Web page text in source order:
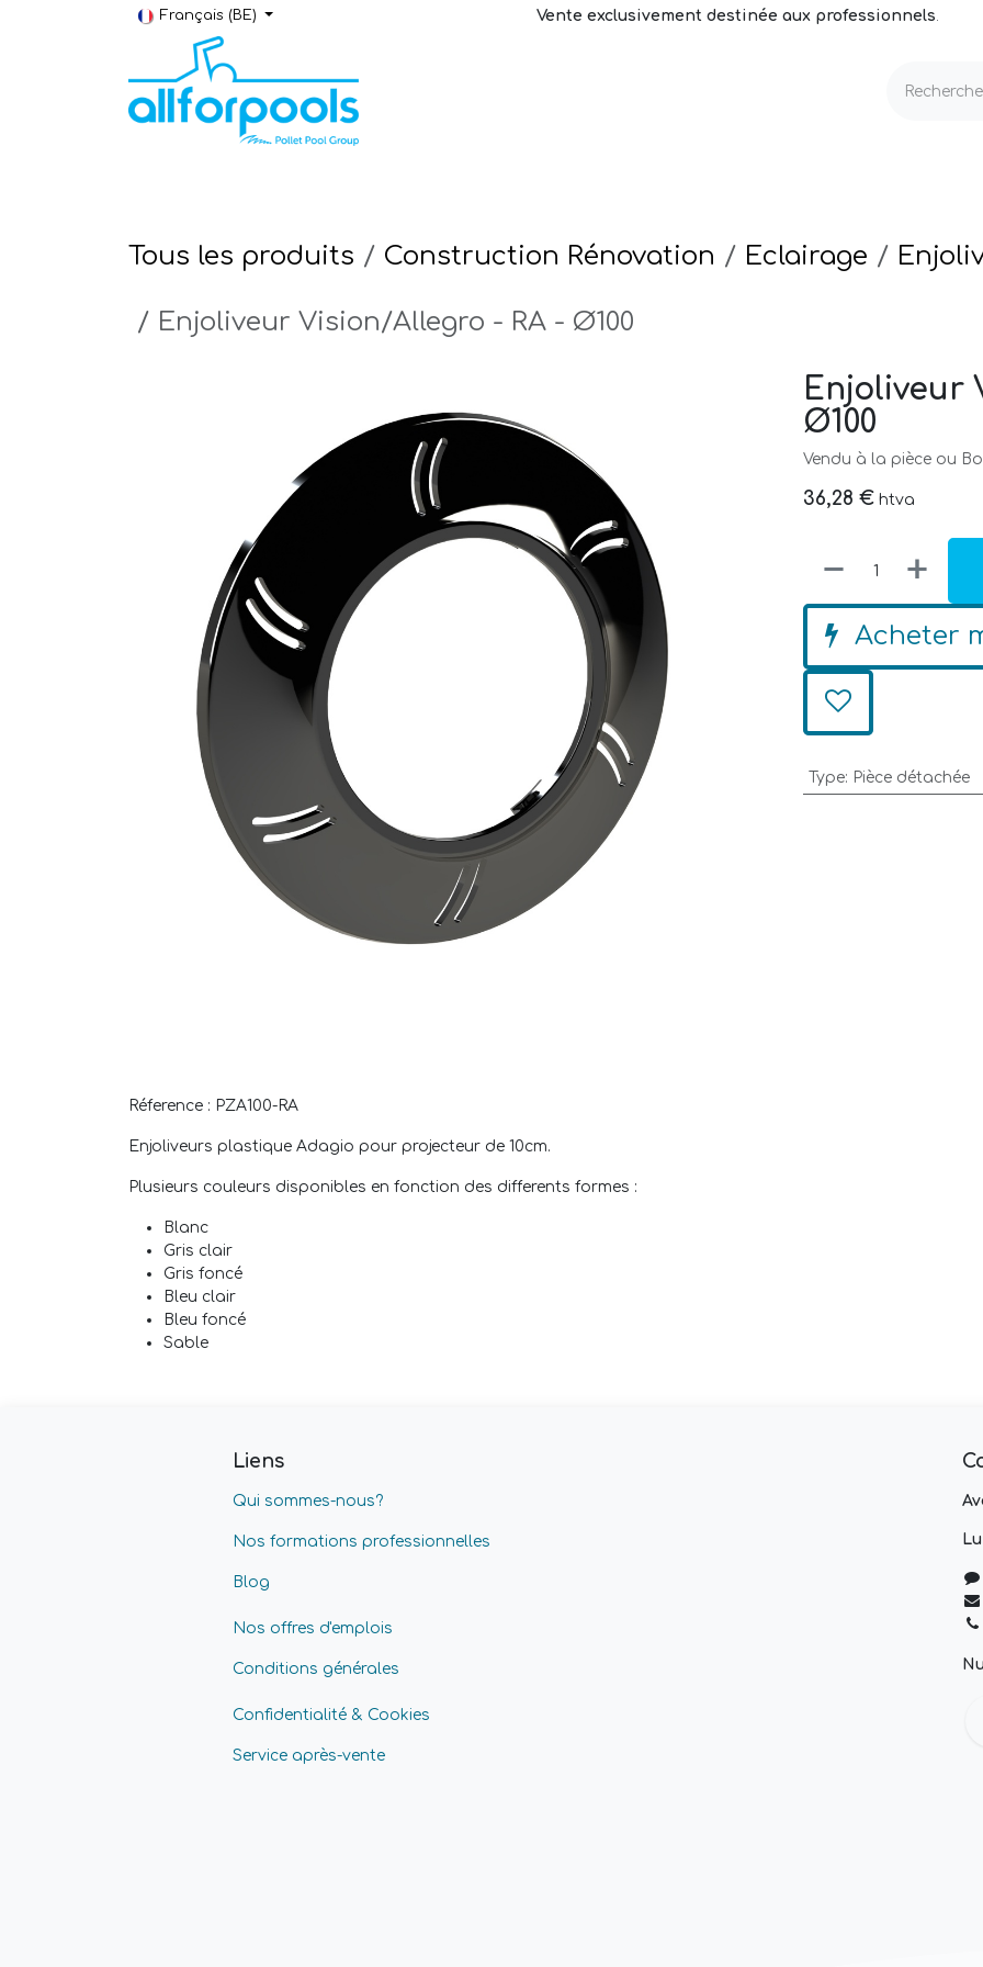
Se rendre au contenu
Français (BE) Vente exclusivement destinée aux professionnels.
Tous les produits Construction Rénovation Eclairage
Enjoliveur Vision/Allegro - RA - Ø100
Enjoliveur
Ø100
Vendu à la pièce ou
36,28 € htva
Acheter
Type: Pièce détachée
Réference : PZA100-RA
Enjoliveurs plastique Adagio pour projecteur de 10cm.
Plusieurs couleurs disponibles en fonction des differents formes :
Blanc
Gris clair
Gris foncé
Bleu clair
Bleu foncé
Sable
Liens
Qui sommes-nous?
Nos formations professionnelles
Blog
Nos offres d'emplois
Conditions générales
Confidentialité & Cookies
Service après-vente